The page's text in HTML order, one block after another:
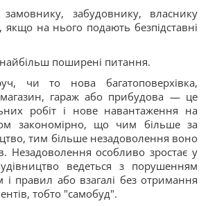
забудовнику, власнику
якщо на нього подають безпідставні
найбільш поширені питання.
чи то нова багатоповерхівка,
гараж або прибудова — це
робіт і нове навантаження на
закономірно, що чим більше за
тим більше незадоволення воно
Незадоволення особливо зростає у
ведеться з порушенням
і правил або взагалі без отримання
тобто "самобуд".